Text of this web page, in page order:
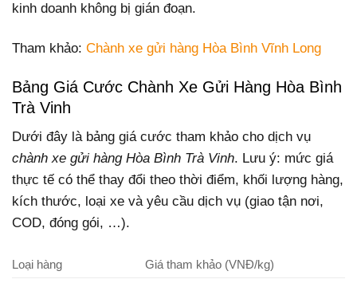
kinh doanh không bị gián đoạn.
Tham khảo: Chành xe gửi hàng Hòa Bình Vĩnh Long
Bảng Giá Cước Chành Xe Gửi Hàng Hòa Bình
Trà Vinh
Dưới đây là bảng giá cước tham khảo cho dịch vụ
chành xe gửi hàng Hòa Bình Trà Vinh. Lưu ý: mức giá
thực tế có thể thay đổi theo thời điểm, khối lượng hàng,
kích thước, loại xe và yêu cầu dịch vụ (giao tận nơi,
COD, đóng gói, …).
Loại hàng
Giá tham khảo (VNĐ/kg)